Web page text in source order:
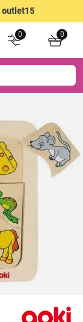
outlet15
0 0